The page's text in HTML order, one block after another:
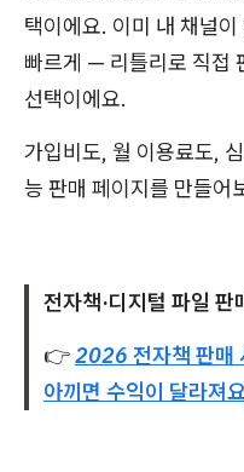
택이에요. 이미 내 채널
빠르게 — 리틀리로 직접
선택이에요.
가입비도, 월 이용료도,
능 판매 페이지를 만들어
전자책·디지털 파일
👉2026 전자책 판매
아끼면 수익이 달라져